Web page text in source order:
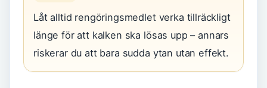
Låt alltid rengöringsmedlet verka tillräckligt
länge för att kalken ska lösas upp – annars
riskerar du att bara sudda ytan utan effekt.